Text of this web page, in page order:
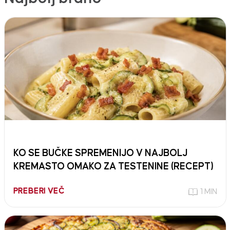
KO SE BUČKE SPREMENIJO V NAJBOLJ
KREMASTO OMAKO ZA TESTENINE (RECEPT)
PREBERI VEČ 1 MIN